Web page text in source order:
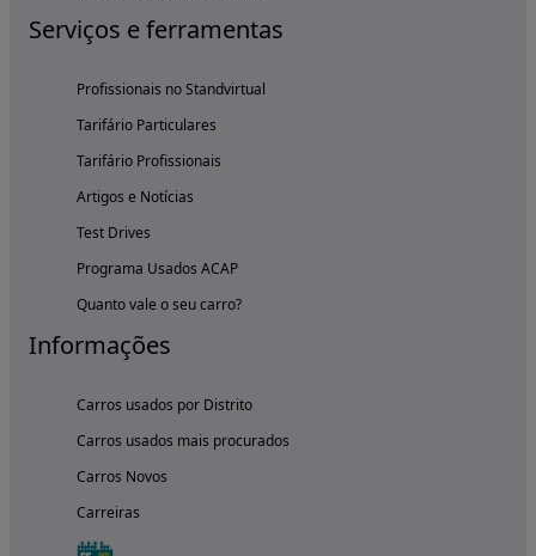
Serviços e ferramentas
Profissionais no Standvirtual
Tarifário Particulares
Tarifário Profissionais
Artigos e Notícias
Test Drives
Programa Usados ACAP
Quanto vale o seu carro?
Informações
Carros usados por Distrito
Carros usados mais procurados
Carros Novos
Carreiras